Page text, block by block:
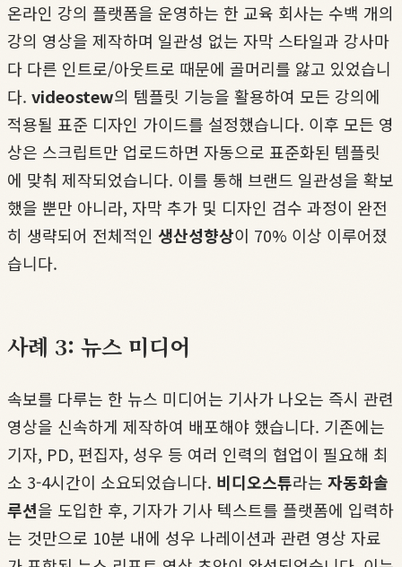
온라인 강의 플랫폼을 운영하는 한 교육 회사는 수백 개의
강의 영상을 제작하며 일관성 없는 자막 스타일과 강사마
다 다른 인트로/아웃트로 때문에 골머리를 앓고 있었습니
다. videostew의 템플릿 기능을 활용하여 모든 강의에
적용될 표준 디자인 가이드를 설정했습니다. 이후 모든 영
상은 스크립트만 업로드하면 자동으로 표준화된 템플릿
에 맞춰 제작되었습니다. 이를 통해 브랜드 일관성을 확보
했을 뿐만 아니라, 자막 추가 및 디자인 검수 과정이 완전
히 생략되어 전체적인 생산성향상이 70% 이상 이루어졌
습니다.
사례 3: 뉴스 미디어
속보를 다루는 한 뉴스 미디어는 기사가 나오는 즉시 관련
영상을 신속하게 제작하여 배포해야 했습니다. 기존에는
기자, PD, 편집자, 성우 등 여러 인력의 협업이 필요해 최
소 3-4시간이 소요되었습니다. 비디오스튜라는 자동화솔
루션을 도입한 후, 기자가 기사 텍스트를 플랫폼에 입력하
는 것만으로 10분 내에 성우 나레이션과 관련 영상 자료